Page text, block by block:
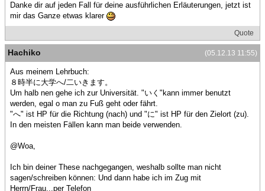
Danke dir auf jeden Fall für deine ausführlichen Erläuterungen, jetzt ist
mir das Ganze etwas klarer
Quote
(05.12.13 11:55)
Hachiko
Aus meinem Lehrbuch:
８時半に大学へ/二いきます。
Um halb nen gehe ich zur Universität. "いく"kann immer benutzt
werden, egal o man zu Fuß geht oder fährt.
"へ" ist HP für die Richtung (nach) und "に" ist HP für den Zielort (zu).
In den meisten Fällen kann man beide verwenden.
@Woa,
Ich bin deiner These nachgegangen, weshalb sollte man nicht
sagen/schreiben können: Und dann habe ich im Zug mit
Herrn/Frau...per Telefon